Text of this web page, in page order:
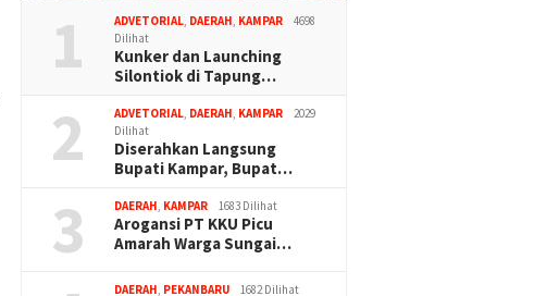
1 ADVETORIAL, DAERAH, KAMPAR
4698
Dilihat
Kunker dan Launching
Silontiok di Tapung…
2 ADVETORIAL, DAERAH, KAMPAR
2029
Dilihat
Diserahkan Langsung
Bupati Kampar, Bupat…
3 DAERAH, KAMPAR 1683 Dilihat
Arogansi PT KKU Picu
Amarah Warga Sungai…
DAERAH, PEKANBARU 1682 Dilihat